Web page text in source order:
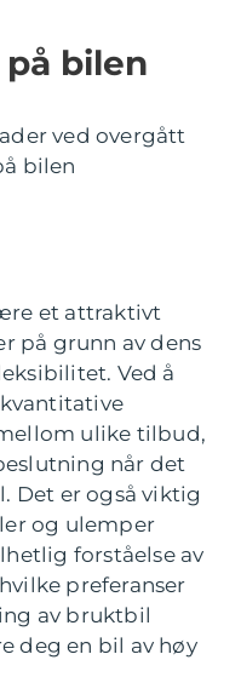
bilen
ved overgått
bilen
et attraktivt
på grunn av dens
Ved å
ulike tilbud,
når det
Det er også viktig
og ulemper
forståelse av
preferanser
av bruktbil
deg en bil av høy